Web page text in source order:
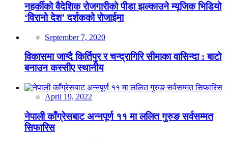
नहर्कीको वैदेशिक रोजगारीको पीडा झल्काउने म्यूजिक भिडियो
‘विरानो देश’ दर्शकको रोजाईमा
September 7, 2020
विकासमा जाग्दै किर्तिपुर र चन्द्रागिरि सीमाका वासिन्दा : बाटो
बनाउन कस्सीए स्थानीय
April 19, 2022
नेपाली काँग्रेसबाट अन्नपूर्ण ११ मा ललित गुरुङ सर्वसम्मत
सिफारिस